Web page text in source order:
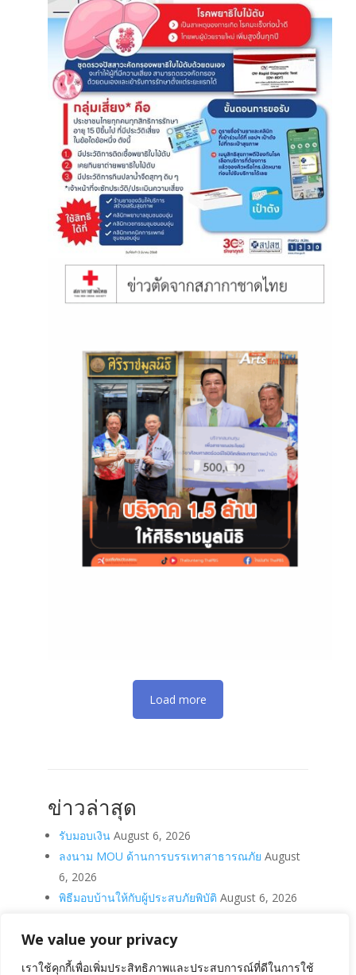
We value your privacy
เราใช้คุกกี้เพื่อเพิ่มประสิทธิภาพและประสบการณ์ที่ดีในการใช้
June 12, 2025
ป้าแจ๋ว – ยุทธนา ลอพันธุ์ไพบูลย์
บริจาคเงิน 1.5 ล้านบาท
March 12, 2025
สปสช.ได้จัดสิทธิประโยชน์การ
คัดกรองพยาธิใบไม้ตับ แก่
ประชาชนคนไทย
Load more
ข่าวล่าสุด
รับมอบเงิน August 6, 2026
ลงนาม MOU ด้านการบรรเทาสาธารณภัย August
6, 2026
พิธีมอบบ้านให้กับผู้ประสบภัยพิบัติ August 6, 2026
ถวายเงินรายได้บำรุงสภากาชาดไทย
2026